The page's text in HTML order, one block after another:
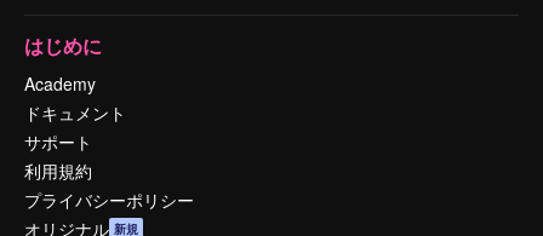
はじめに
Academy
ドキュメント
サポート
利用規約
プライバシーポリシー
オリジナル 新規